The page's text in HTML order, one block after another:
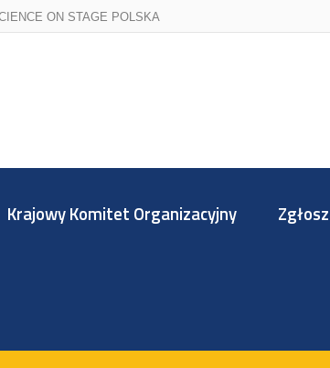
ON STAGE POLSKA
Krajowy Komitet Organizacyjny